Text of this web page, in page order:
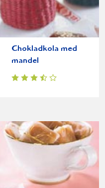
Chokladkola med
mandel